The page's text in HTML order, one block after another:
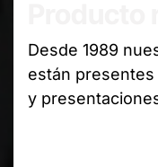
Desde 1989
están
y